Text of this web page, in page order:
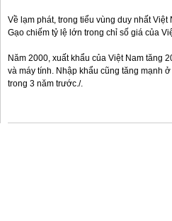
Về lạm phát, trong tiểu vùng duy nhất
Gạo chiếm tỷ lệ lớn trong chỉ số giá của
Năm 2000, xuất khẩu của Việt Nam tăng
và máy tính. Nhập khẩu cũng tăng mạnh
trong 3 năm trước./.